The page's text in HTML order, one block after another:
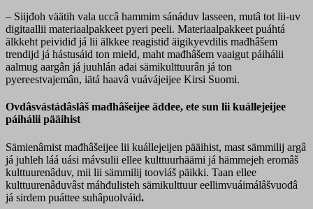
– Siijđoh väätih vala uccâ hammim sánáduv lasseen, mutâ tot lii-uv
digitaallii materiaalpakkeet pyeri peeli. Materiaalpakkeet puáhtá
älkkeht peividiđ já lii älkkee reagistiđ äigikyevdilis mađhâšem
trendijd já hástusáid ton mield, maht mađhâšem vaaigut páihálii
aalmug aargân já juuhlán ađai sämikulttuurân já ton
pyereestvajemân, iätá haavâ vuávájeijee Kirsi Suomi.
Ovdâsvástádâslâš mađhâšeijee äddee, ete sun lii kuállejeijee
páihálii pääihist
Sämienâmist mađhâšeijee lii kuállejeijen pääihist, mast sämmilij argâ
já juhleh láá uási mávsulii ellee kulttuurhäämi já hämmejeh eromâš
kulttuurenâduv, mii lii sämmilij toovláš päikki. Taan ellee
kulttuurenâduvâst máhđulisteh sämikulttuur eellimvuáimálâšvuođâ
já sirdem puáttee suhâpuolváid.